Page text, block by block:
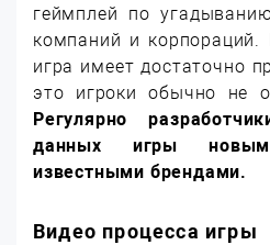
геймплей по
компаний и
игра имеет достаточно
это игроки обычно не
Регулярно
данных игры
известными брендами.
Видео процесса игры